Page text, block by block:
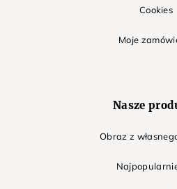
Cookies
Moje
Nasze
Obraz z